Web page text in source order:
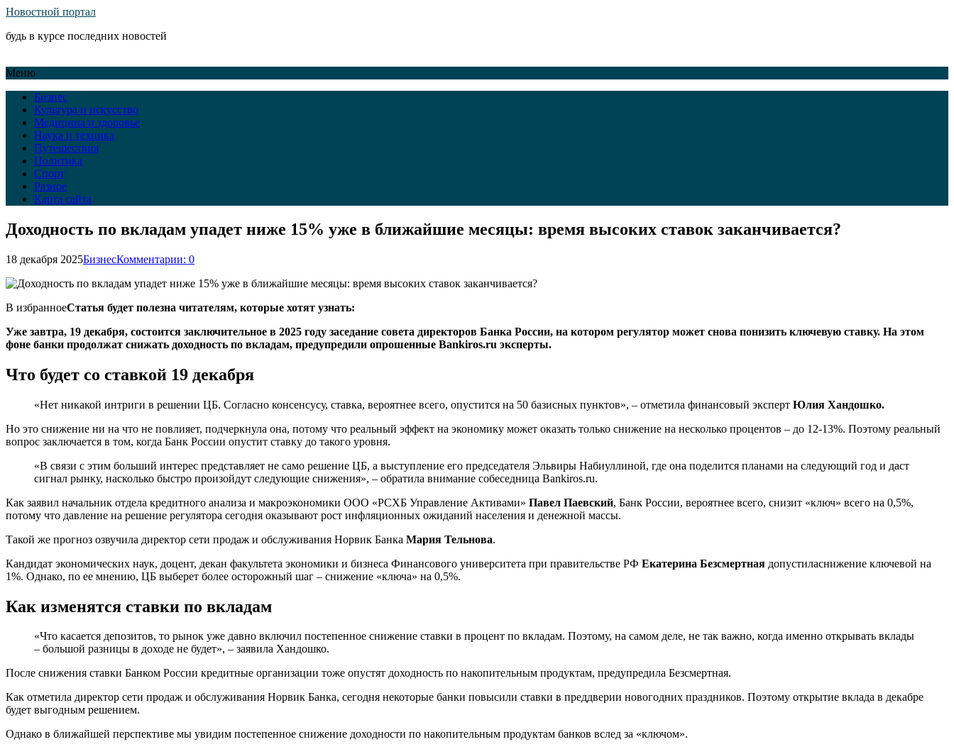
Новостной портал
будь в курсе последних новостей
Меню
Бизнес
Культура и искусство
Медицина и здоровье
Наука и техника
Путешествия
Политика
Спорт
Разное
Карта сайта
Доходность по вкладам упадет ниже 15% уже в ближайшие месяцы: время высоких ставок заканчивается?
18 декабря 2025БизнесКомментарии: 0
В избранноеСтатья будет полезна читателям, которые хотят узнать:
Уже завтра, 19 декабря, состоится заключительное в 2025 году заседание совета директоров Банка России, на котором регулятор может снова понизить ключевую ставку. На этом
фоне банки продолжат снижать доходность по вкладам, предупредили опрошенные Bankiros.ru эксперты.
Что будет со ставкой 19 декабря
«Нет никакой интриги в решении ЦБ. Согласно консенсусу, ставка, вероятнее всего, опустится на 50 базисных пунктов», – отметила финансовый эксперт Юлия Хандошко.
Но это снижение ни на что не повлияет, подчеркнула она, потому что реальный эффект на экономику может оказать только снижение на несколько процентов – до 12-13%. Поэтому реальный
вопрос заключается в том, когда Банк России опустит ставку до такого уровня.
«В связи с этим больший интерес представляет не само решение ЦБ, а выступление его председателя Эльвиры Набиуллиной, где она поделится планами на следующий год и даст
сигнал рынку, насколько быстро произойдут следующие снижения», – обратила внимание собеседница Bankiros.ru.
Как заявил начальник отдела кредитного анализа и макроэкономики ООО «РСХБ Управление Активами» Павел Паевский, Банк России, вероятнее всего, снизит «ключ» всего на 0,5%,
потому что давление на решение регулятора сегодня оказывают рост инфляционных ожиданий населения и денежной массы.
Такой же прогноз озвучила директор сети продаж и обслуживания Норвик Банка Мария Тельнова.
Кандидат экономических наук, доцент, декан факультета экономики и бизнеса Финансового университета при правительстве РФ Екатерина Безсмертная допустиласнижение ключевой на
1%. Однако, по ее мнению, ЦБ выберет более осторожный шаг – снижение «ключа» на 0,5%.
Как изменятся ставки по вкладам
«Что касается депозитов, то рынок уже давно включил постепенное снижение ставки в процент по вкладам. Поэтому, на самом деле, не так важно, когда именно открывать вклады
– большой разницы в доходе не будет», – заявила Хандошко.
После снижения ставки Банком России кредитные организации тоже опустят доходность по накопительным продуктам, предупредила Безсмертная.
Как отметила директор сети продаж и обслуживания Норвик Банка, сегодня некоторые банки повысили ставки в преддверии новогодних праздников. Поэтому открытие вклада в декабре
будет выгодным решением.
Однако в ближайшей перспективе мы увидим постепенное снижение доходности по накопительным продуктам банков вслед за «ключом».